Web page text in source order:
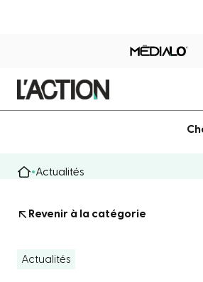
Actualités
Revenir à la catégorie
Actualités